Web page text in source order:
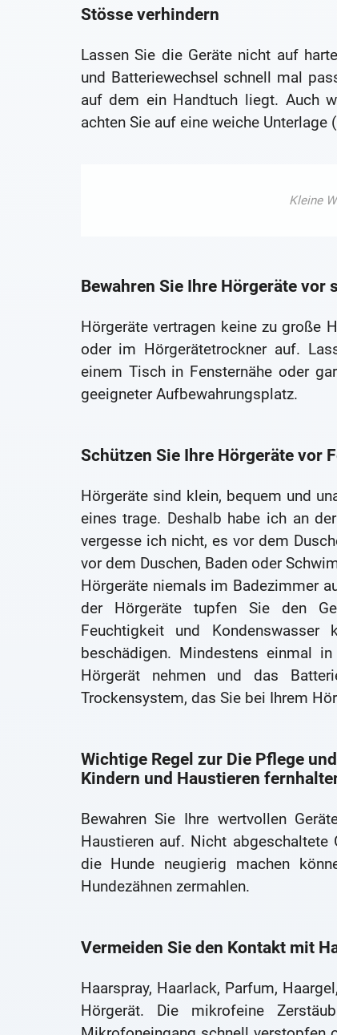
Stösse verhindern
Lassen Sie die Geräte nicht auf
und Batteriewechsel schnell mal
auf dem ein Handtuch liegt. Auch
achten Sie auf eine weiche Unterlage
Bewahren Sie Ihre Hörgeräte
Hörgeräte vertragen keine zu große
oder im Hörgerätetrockner auf.
einem Tisch in Fensternähe oder
geeigneter Aufbewahrungsplatz.
Schützen Sie Ihre Hörgeräte vor
Hörgeräte sind klein, bequem und
eines trage. Deshalb habe ich an
vergesse ich nicht, es vor dem
vor dem Duschen, Baden oder
Hörgeräte niemals im Badezimmer
der Hörgeräte tupfen Sie den
Feuchtigkeit und
beschädigen. Mindestens einmal
Hörgerät nehmen und das
Trockensystem, das Sie bei Ihrem
Wichtige Regel zur Die Pflege
Kindern und Haustieren
Bewahren Sie Ihre wertvollen
Haustieren auf. Nicht abgeschaltete
die Hunde neugierig machen
Hundezähnen zermahlen.
Vermeiden Sie den Kontakt mit
Haarspray, Haarlack, Parfum,
Hörgerät. Die mikrofeine